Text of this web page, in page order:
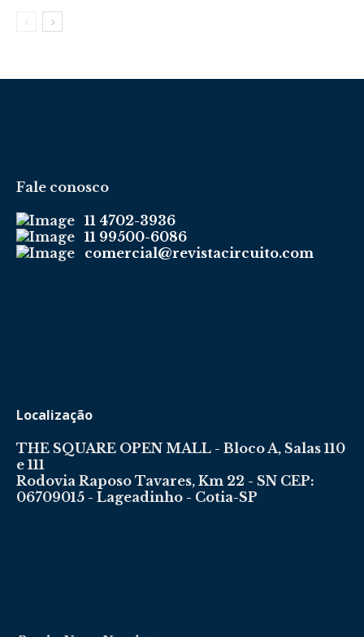
Fale conosco
11 4702-3936
11 99500-6086
comercial@revistacircuito.com
Localização
THE SQUARE OPEN MALL - Bloco A, Salas 110
e 111
Rodovia Raposo Tavares, Km 22 - SN CEP:
06709015 - Lageadinho - Cotia-SP